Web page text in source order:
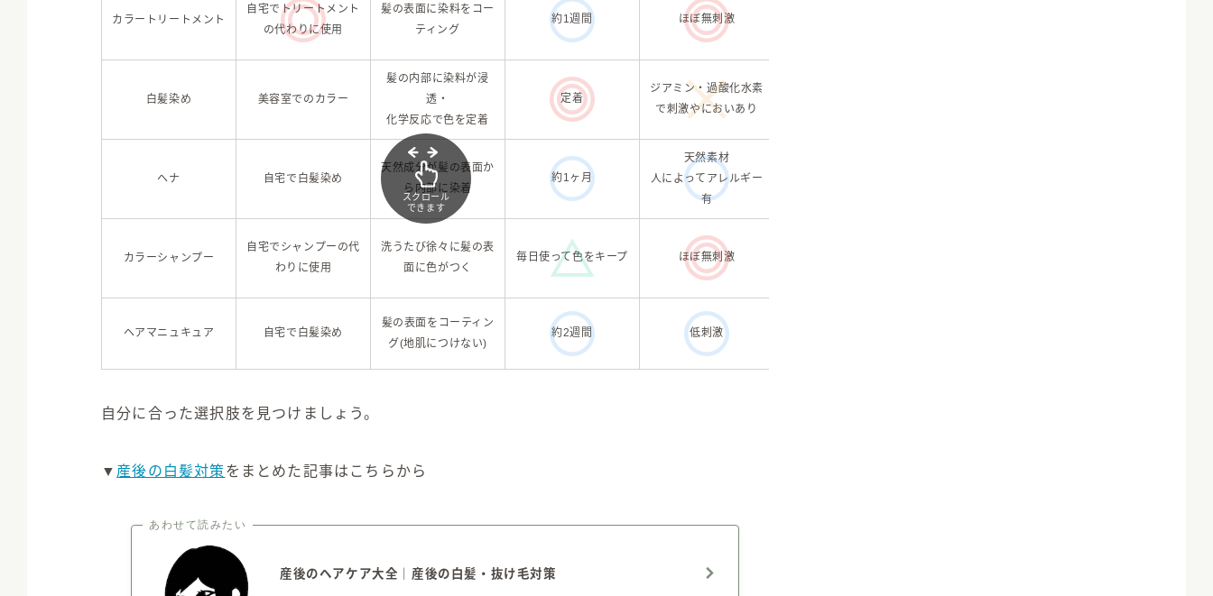
カラートリートメント
自宅でトリートメント
の代わりに使用
髪の表面に染料をコー
ティング
約1週間 ほぼ無刺激
白髪染め 美容室でのカラー
髪の内部に染料が浸
透・
化学反応で色を定着
定着
ジアミン・過酸化水素
で刺激やにおいあり
ヘナ 自宅で白髪染め
天然成分が髪の表面か
ら内部に染着
約1ヶ月
天然素材
人によってアレルギー
有
カラーシャンプー
自宅でシャンプーの代
わりに使用
洗うたび徐々に髪の表
面に色がつく
毎日使って色をキープ ほぼ無刺激
ヘアマニュキュア 自宅で白髪染め
髪の表面をコーティン
グ(地肌につけない)
約2週間 低刺激
スクロール
できます
自分に合った選択肢を見つけましょう。
▼ 産後の白髪対策 をまとめた記事はこちらから
あわせて読みたい
産後のヘアケア大全｜産後の白髪・抜け毛対策